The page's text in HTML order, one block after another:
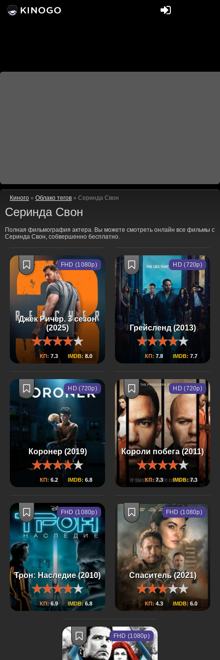
Киного » Облако тегов » Серинда Свон
Серинда Свон
Полная фильмография актера. Вы можете смотреть онлайн все фильмы с
Серинда Свон, собвершенно бесплатно.
Джек Ричер. 3 сезон
(2025)
КП: 7.3 IMDB:8.0
FHD (1080p)
Грейсленд (2013)
КП: 7.8 IMDB: 7.7
HD (720p)
Коронер (2019)
КП: 6.2 IMDB: 6.8
HD (720p)
Короли побега (2011)
КП:7.3 IMDB:7.3
HD (720p)
Трон: Наследие (2010)
КП:6.9 IMDB:6.8
FHD (1080p)
Спаситель (2021)
КП: 4.3 IMDB: 6.0
FHD (1080p)
FHD (1080p)